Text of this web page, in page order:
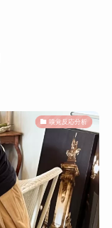
嗅覚反応分析